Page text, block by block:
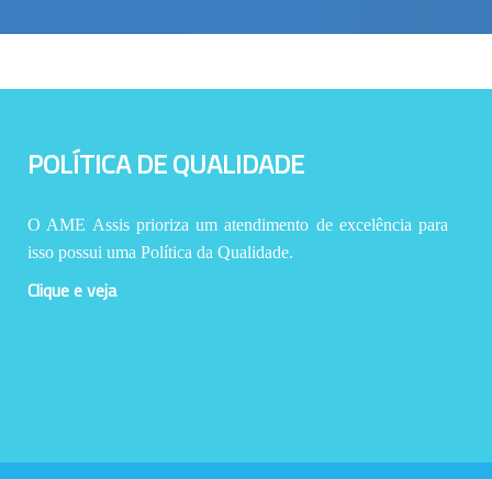
POLÍTICA DE QUALIDADE
O AME Assis prioriza um atendimento de excelência para
isso possui uma Política da Qualidade.
Clique e veja